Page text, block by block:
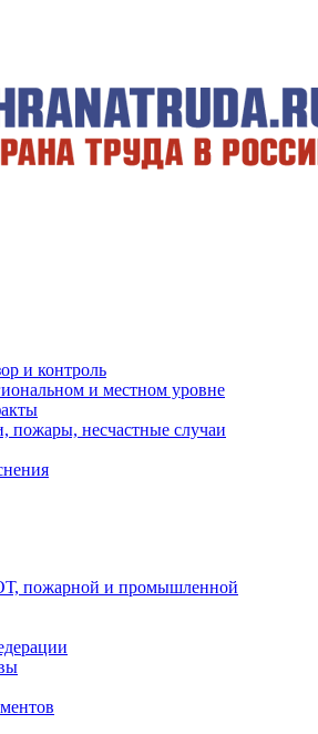
и контроль
и местном уровне
пожары, несчастные случаи
пожарной и промышленной